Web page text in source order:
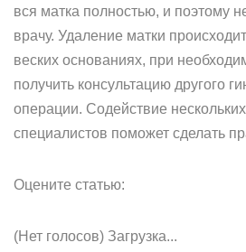
вся матка полностью, и поэтому
врачу. Удаление матки
веских основаниях, при
получить консультацию другого
операции. Содействие
специалистов поможет сделать
Оцените статью:
(Нет голосов) Загрузка...